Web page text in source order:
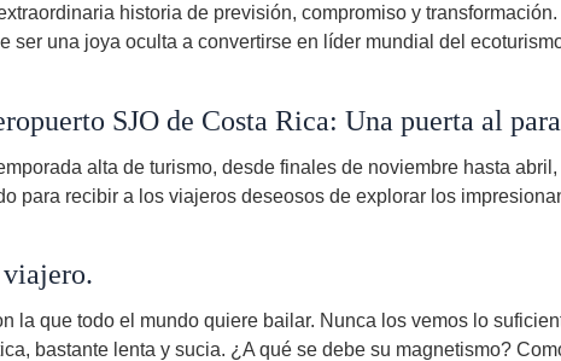
historia de previsión, compromiso y
ser una joya oculta a convertirse en líder mundial del
SJO de Costa Rica: Una puerta al
alta de turismo, desde finales de noviembre hasta
para recibir a los viajeros deseosos de explorar los
viajero.
la que todo el mundo quiere bailar. Nunca los vemos lo
bastante lenta y sucia. ¿A qué se debe su magnetismo?